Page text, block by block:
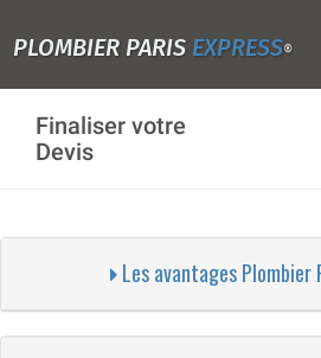
PLOMBIER PARIS EXPRESS®
Finaliser votre
Devis
Les avantages Plombier